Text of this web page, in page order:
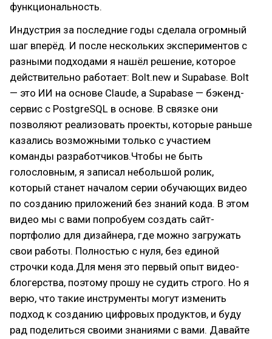
функциональность.
Индустрия за последние годы сделала огромный
шаг вперёд. И после нескольких экспериментов с
разными подходами я нашёл решение, которое
действительно работает: Bolt.new и Supabase. Bolt
— это ИИ на основе Claude, а Supabase — бэкенд-
сервис с PostgreSQL в основе. В связке они
позволяют реализовать проекты, которые раньше
казались возможными только с участием
команды разработчиков.Чтобы не быть
голословным, я записал небольшой ролик,
который станет началом серии обучающих видео
по созданию приложений без знаний кода. В этом
видео мы с вами попробуем создать сайт-
портфолио для дизайнера, где можно загружать
свои работы. Полностью с нуля, без единой
строчки кода.Для меня это первый опыт видео-
блогерства, поэтому прошу не судить строго. Но я
верю, что такие инструменты могут изменить
подход к созданию цифровых продуктов, и буду
рад поделиться своими знаниями с вами. Давайте